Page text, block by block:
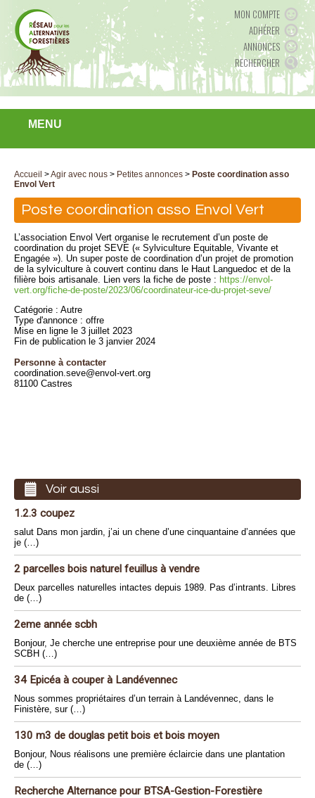
MON COMPTE
ADHÉRER
ANNONCES
RECHERCHER
MENU
Accueil >Agir avec nous > Petites annonces > Poste coordination asso
Envol Vert
Poste coordination asso Envol Vert
L’association Envol Vert organise le recrutement d’un poste de
coordination du projet SEVE (« Sylviculture Equitable, Vivante et
Engagée »). Un super poste de coordination d’un projet de promotion
de la sylviculture à couvert continu dans le Haut Languedoc et de la
filière bois artisanale. Lien vers la fiche de poste : https://envol-
vert.org/fiche-de-poste/2023/06/coordinateur-ice-du-projet-seve/
Catégorie : Autre
Type d'annonce : offre
Mise en ligne le 3 juillet 2023
Fin de publication le 3 janvier 2024
Personne à contacter
coordination.seve@envol-vert.org
81100 Castres
Voir aussi
1.2.3 coupez
salut Dans mon jardin, j’ai un chene d’une cinquantaine d’années que
je (…)
2 parcelles bois naturel feuillus à vendre
Deux parcelles naturelles intactes depuis 1989. Pas d’intrants. Libres
de (…)
2eme année scbh
Bonjour, Je cherche une entreprise pour une deuxième année de BTS
SCBH (…)
34 Epicéa à couper à Landévennec
Nous sommes propriétaires d’un terrain à Landévennec, dans le
Finistère, sur (…)
130 m3 de douglas petit bois et bois moyen
Bonjour, Nous réalisons une première éclaircie dans une plantation
de (…)
Recherche Alternance pour BTSA-Gestion-Forestière